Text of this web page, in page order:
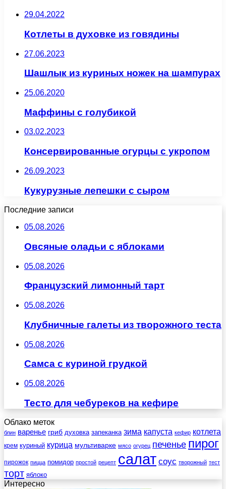
29.04.2022
Котлеты в духовке из говядины
27.06.2023
Шашлык из куриных ножек на шампурах
25.06.2020
Маффины с голубикой
03.02.2023
Консервированные огурцы с укропом
26.09.2023
Кукурузные лепешки с сыром
Последние записи
05.08.2026
Овсяные оладьи с яблоками
05.08.2026
Французский лимонный тарт
05.08.2026
Клубничные галеты из творожного теста
05.08.2026
Самса с куриной грудкой
05.08.2026
Тесто для чебуреков на кефире
Облако меток
блин варенье гриб духовка запеканка зима капуста кефир котлета
крем куриный курица мультиварке мясо огурец печенье пирог
пирожок пицца помидор простой рецепт салат соус творожный тест
торт яблоко
Интересно